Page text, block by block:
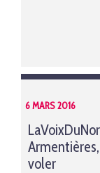
6 MARS 2016
voler